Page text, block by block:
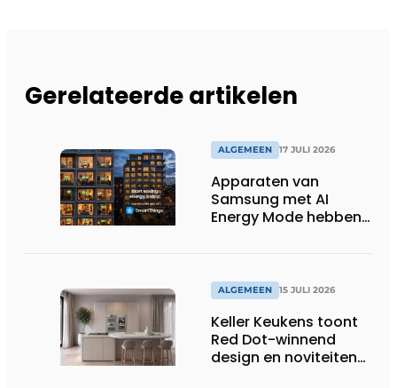
Gerelateerde artikelen
ALGEMEEN 17 JULI 2026
Apparaten van
Samsung met AI
Energy Mode hebben
huishoudens, wat
overeenkomt met het
wassen van 22.023.110
voetbalshirts
ALGEMEEN 15 JULI 2026
Keller Keukens toont
Red Dot-winnend
design en noviteiten